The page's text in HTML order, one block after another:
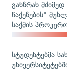
განზრახ მძიმედ
წაქეზების"
საქმის
სტუდენტებმა